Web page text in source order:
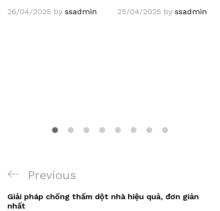
26/04/2025 by ssadmin 25/04/2025 by ssadmin
Điều
hướng
Previous
Post
Previous
Giải pháp chống thấm dột nhà hiệu quả, đơn giản
nhất